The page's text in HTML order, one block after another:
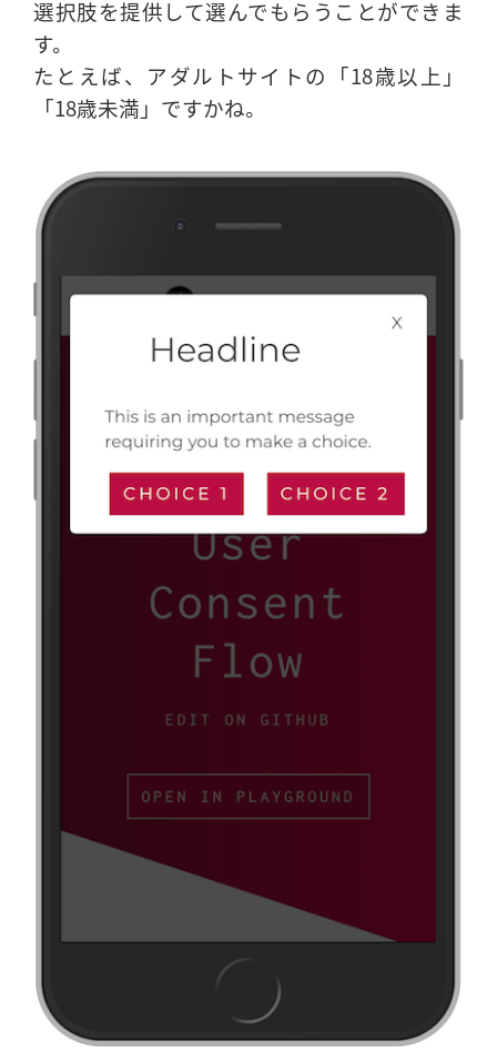
選択肢を提供して選んでもらうことができま
す。
たとえば、アダルトサイトの「18歳以上」
「18歳未満」ですかね。